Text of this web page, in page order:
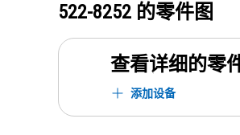
522-8252 的零件图
查看详细的零
添加设备